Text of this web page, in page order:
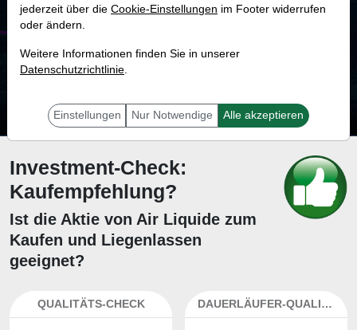
MONKEY-TRADER INDIKATOR
64.6 %
Mit 64.6 % Wahrscheinlichkeit wird selbst der unglücklichst agierende Trader
Investment-Check:
Kaufempfehlung?
Ist die Aktie von Air Liquide zum
Kaufen und Liegenlassen
geeignet?
QUALITÄTS-CHECK DAUERLÄUFER-QUALITÄTEN
jederzeit über die Cookie-Einstellungen im Footer widerrufen
oder ändern.
Weitere Informationen finden Sie in unserer
Datenschutzrichtlinie.
Einstellungen Nur Notwendige Alle akzeptieren